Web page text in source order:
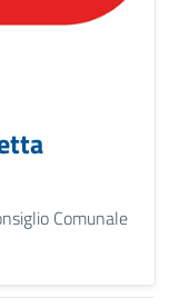
Comunale